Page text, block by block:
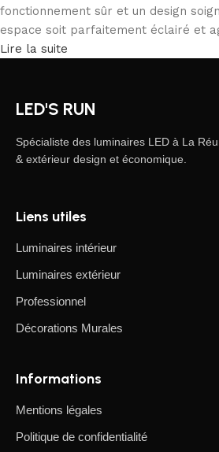
fonctionnement sûr et un design
espace soit parfaitement éclairé et
Lire la suite
LED'S RUN
Spécialiste des luminaires LED à La
& extérieur design et économique.
Liens utiles
Luminaires intérieur
Luminaires extérieur
Professionnel
Décorations Murales
Informations
Mentions légales
Politique de confidentialité